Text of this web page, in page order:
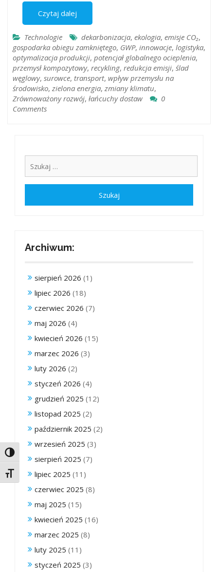
Toggle High Contrast
Toggle Font size
Czytaj dalej
Technologie dekarbonizacja, ekologia, emisje CO₂,
gospodarka obiegu zamkniętego, GWP, innowacje, logistyka,
optymalizacja produkcji, potencjał globalnego ocieplenia,
przemysł kompozytowy, recykling, redukcja emisji, ślad
węglowy, surowce, transport, wpływ przemysłu na
środowisko, zielona energia, zmiany klimatu,
Zrównoważony rozwój, łańcuchy dostaw
0
Comments
Archiwum:
sierpień 2026 (1)
lipiec 2026 (18)
czerwiec 2026 (7)
maj 2026 (4)
kwiecień 2026 (15)
marzec 2026 (3)
luty 2026 (2)
styczeń 2026 (4)
grudzień 2025 (12)
listopad 2025 (2)
październik 2025 (2)
wrzesień 2025 (3)
sierpień 2025 (7)
lipiec 2025 (11)
czerwiec 2025 (8)
maj 2025 (15)
kwiecień 2025 (16)
marzec 2025 (8)
luty 2025 (11)
styczeń 2025 (3)